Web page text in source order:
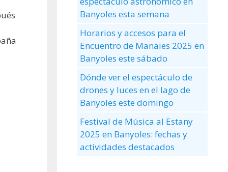
Banyoles esta semana
Horarios y accesos para el
Encuentro de Manaies 2025 en
Banyoles este sábado
Dónde ver el espectáculo de
drones y luces en el lago de
Banyoles este domingo
Festival de Música al Estany
2025 en Banyoles: fechas y
actividades destacados